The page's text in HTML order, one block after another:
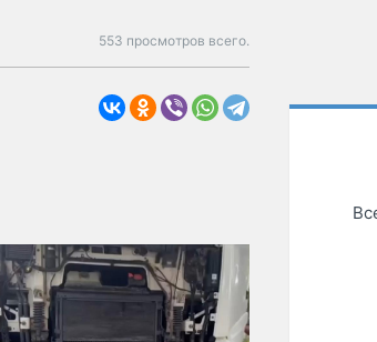
553 просмотров всего.